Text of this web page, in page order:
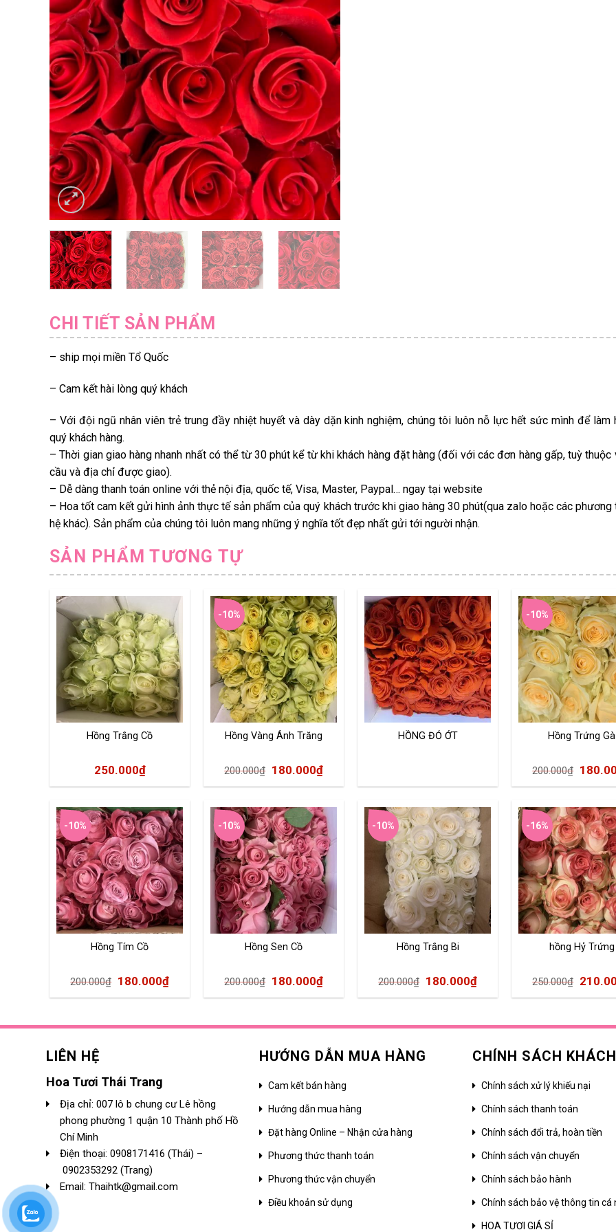
CHI TIẾT SẢN PHẨM
– ship mọi miền Tổ Quốc
– Cam kết hài lòng quý khách
– Với đội ngũ nhân viên trẻ trung đầy nhiệt huyết và dày dặn kinh nghiệm, chúng tôi luôn nỗ lực hết sức mình để làm
quý khách hàng.
– Thời gian giao hàng nhanh nhất có thể từ 30 phút kể từ khi khách hàng đặt hàng (đối với các đơn hàng gấp, tuỳ thuộc
cầu và địa chỉ được giao).
– Dễ dàng thanh toán online với thẻ nội địa, quốc tế, Visa, Master, Paypal… ngay tại website
– Hoa tốt cam kết gửi hình ảnh thực tế sản phẩm của quý khách trước khi giao hàng 30 phút(qua zalo hoặc các phương
hệ khác). Sản phẩm của chúng tôi luôn mang những ý nghĩa tốt đẹp nhất gửi tới người nhận.
SẢN PHẨM TƯƠNG TỰ
Hồng Trắng Cồ
250.000₫
-10%
Hồng Vàng Ánh Trăng
200.000₫ 180.000₫
HỒNG ĐỎ ỚT
-10%
Hồng Trứng Gà
200.000₫
-10%
Hồng Tím Cồ
200.000₫ 180.000₫
-10%
Hồng Sen Cồ
200.000₫ 180.000₫
-10%
Hồng Trắng Bi
200.000₫ 180.000₫
-16%
hồng Hỷ Trứng
250.000₫
LIÊN HỆ
Hoa Tươi Thái Trang
Địa chỉ: 007 lô b chung cư Lê hồng
phong phường 1 quận 10 Thành phố Hồ
Chí Minh
Điện thoại: 0908171416 (Thái) –
0902353292 (Trang)
Email: Thaihtk@gmail.com
HƯỚNG DẪN MUA HÀNG
Cam kết bán hàng
Hướng dẫn mua hàng
Đặt hàng Online – Nhận cửa hàng
Phương thức thanh toán
Phương thức vận chuyển
Điều khoản sử dụng
CHÍNH SÁCH
Chính sách xử lý khiếu nại
Chính sách thanh toán
Chính sách đổi trả, hoàn tiền
Chính sách vận chuyển
Chính sách bảo hành
Chính sách bảo vệ thông tin cá
HOA TƯƠI GIÁ SỈ